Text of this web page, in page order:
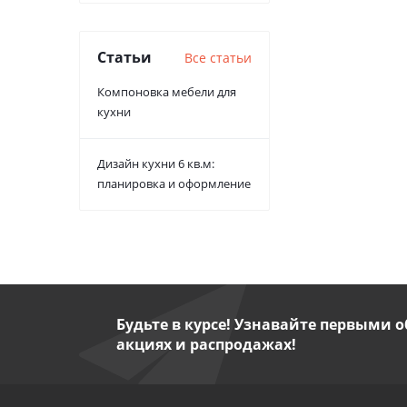
Статьи Все статьи
Компоновка мебели для
кухни
Дизайн кухни 6 кв.м:
планировка и оформление
Будьте в курсе! Узнавайте первыми
акциях и распродажах!